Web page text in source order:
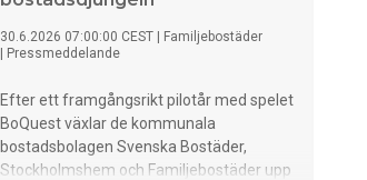
30.6.2026 07:00:00 CEST
Familjebostäder
Pressmeddelande
Efter ett framgångsrikt pilotår med spelet
BoQuest växlar de kommunala
bostadsbolagen Svenska Bostäder,
Stockholmshem och Familjebostäder upp